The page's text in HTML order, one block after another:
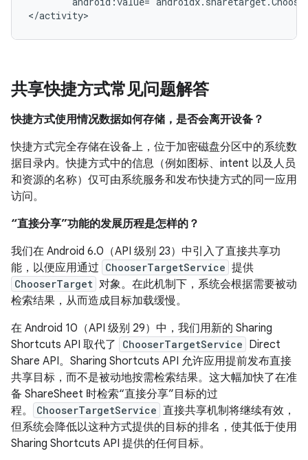
</activity>
共享快捷方式常见问题解答
快捷方式使用情况数据如何存储，是否会离开设备？
快捷方式完全存储在设备上，位于加密磁盘分区中的系统数
据目录内。快捷方式中的信息（例如图标、intent 以及人员
和资源的名称）仅可由系统服务和发布快捷方式的同一应用
访问。
“直接分享”功能的发展历程是怎样的？
我们在 Android 6.0（API 级别 23）中引入了直接共享功
能，以便应用通过 ChooserTargetService 提供
ChooserTarget 对象。在此机制下，系统会根据需要被动
检索结果，从而造成目标加载缓慢。
在 Android 10（API 级别 29）中，我们用新的 Sharing
Shortcuts API 取代了
ChooserTargetService Direct
Share API。Sharing Shortcuts API 允许应用提前发布直接
共享目标，而不是被动地按需检索结果。这大幅加快了在准
备 ShareSheet 时检索“直接分享”目标的过
程。
ChooserTargetService 直接共享机制将继续有效，
但系统会降低以这种方式提供的目标的排名，使其低于使用
Sharing Shortcuts API 提供的任何目标。